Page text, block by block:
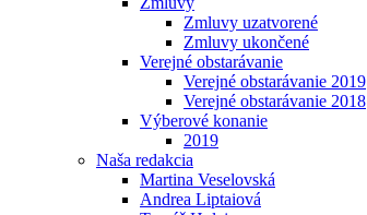
Zmluvy uzatvorené
Zmluvy ukončené
Verejné obstarávanie
Verejné obstarávanie 2019
Verejné obstarávanie 2018
Výberové konanie
2019
Naša redakcia
Martina Veselovská
Andrea Liptaiová